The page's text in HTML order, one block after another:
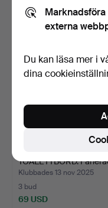
TOALETTBORD.
teak, 196…
Klubbades 13 nov 2025
3 bud
69 USD
externa
Du kan läsa mer i
dina